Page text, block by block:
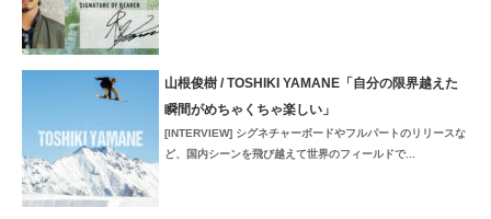
山根俊樹 / TOSHIKI YAMANE「自分の限界越えた
瞬間がめちゃくちゃ楽しい」
[INTERVIEW] シグネチャーボードやフルパートのリリースな
ど、国内シーンを飛び越えて世界のフィールドで...